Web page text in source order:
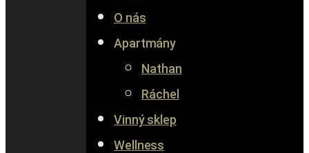
O nás
Apartmány
Nathan
Ráchel
Vinný sklep
Wellness